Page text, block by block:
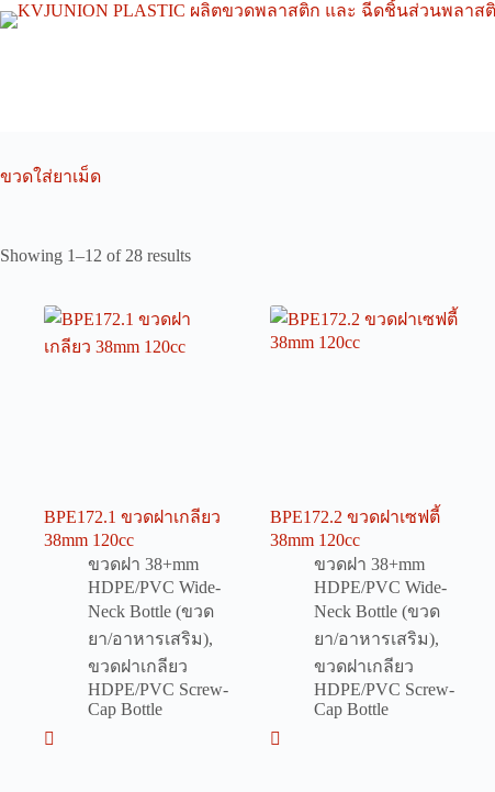
Skip
to
ขวดใส่ยาเม็ด
Showing 1–12 of 28 results
BPE172.1 ขวดฝาเกลียว
38mm 120cc
ขวดฝา 38+mm
HDPE/PVC Wide-
Neck Bottle (ขวด
ยา/อาหารเสริม),
ขวดฝาเกลียว
HDPE/PVC Screw-
Cap Bottle
BPE172.2 ขวดฝาเซฟตี้
38mm 120cc
ขวดฝา 38+mm
HDPE/PVC Wide-
Neck Bottle (ขวด
ยา/อาหารเสริม),
ขวดฝาเกลียว
HDPE/PVC Screw-
Cap Bottle